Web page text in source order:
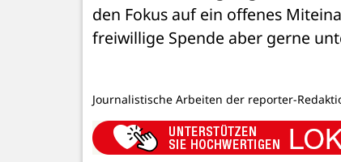
den Fokus auf ein offenes
freiwillige Spende aber gerne
Journalistische Arbeiten der reporter-